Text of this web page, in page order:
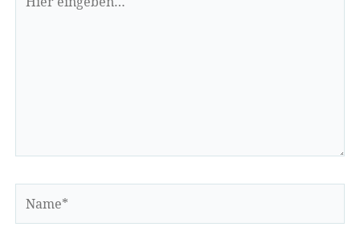
eingeben…